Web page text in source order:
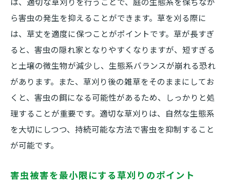
ら害虫の発生を抑えることができます。草を刈る際に
は、草丈を適度に保つことがポイントです。草が長すぎ
ると、害虫の隠れ家となりやすくなりますが、短すぎる
と土壌の微生物が減少し、生態系バランスが崩れる恐れ
があります。また、草刈り後の雑草をそのままにしてお
くと、害虫の餌になる可能性があるため、しっかりと処
理することが重要です。適切な草刈りは、自然な生態系
を大切にしつつ、持続可能な方法で害虫を抑制すること
が可能です。
害虫被害を最小限にする草刈りのポイント